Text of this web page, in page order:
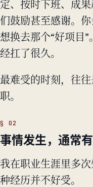
定、按时下班、成
们鼓励甚至感谢。
想换去那个“好项目
经扛了很久。
最难受的时刻，往
职。
事情发生，通常
我在职业生涯里多
种经历并不好受。